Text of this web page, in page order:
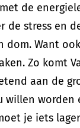
de
de stress en
dom. Want
Zo komt
aan de
willen
je iets